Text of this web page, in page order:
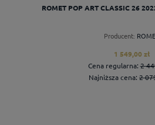
ROMET POP ART CLASSIC 26
Producent:
1 549,00 zł
Cena regularna:2
Najniższa cena: 2